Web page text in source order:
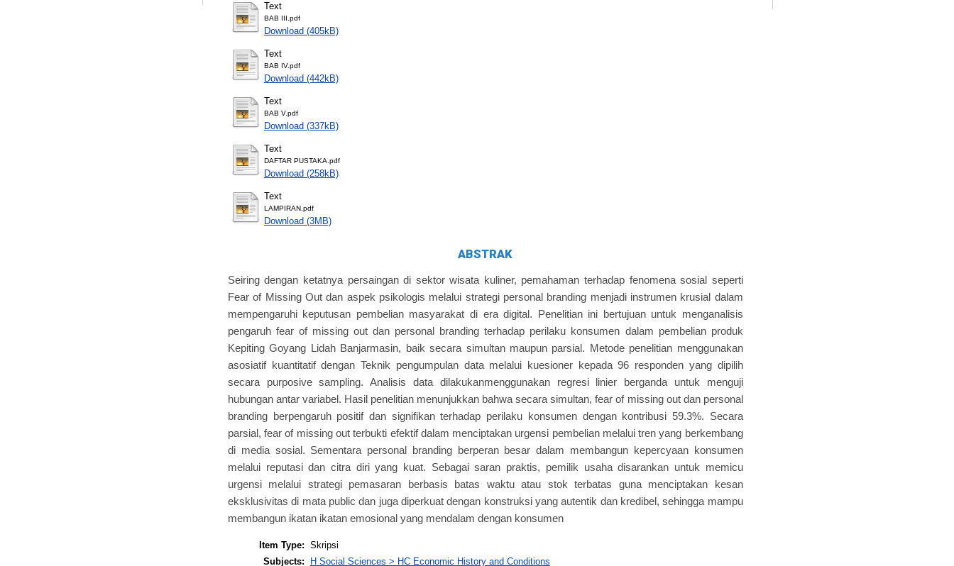
Text
BAB III.pdf
Download (405kB)
Text
BAB IV.pdf
Download (442kB)
Text
BAB V.pdf
Download (337kB)
Text
DAFTAR PUSTAKA.pdf
Download (258kB)
Text
LAMPIRAN.pdf
Download (3MB)
ABSTRAK
Seiring dengan ketatnya persaingan di sektor wisata kuliner, pemahaman terhadap fenomena sosial seperti
Fear of Missing Out dan aspek psikologis melalui strategi personal branding menjadi instrumen krusial dalam
mempengaruhi keputusan pembelian masyarakat di era digital. Penelitian ini bertujuan untuk menganalisis
pengaruh fear of missing out dan personal branding terhadap perilaku konsumen dalam pembelian produk
Kepiting Goyang Lidah Banjarmasin, baik secara simultan maupun parsial. Metode penelitian menggunakan
asosiatif kuantitatif dengan Teknik pengumpulan data melalui kuesioner kepada 96 responden yang dipilih
secara purposive sampling. Analisis data dilakukanmenggunakan regresi linier berganda untuk menguji
hubungan antar variabel. Hasil penelitian menunjukkan bahwa secara simultan, fear of missing out dan personal
branding berpengaruh positif dan signifikan terhadap perilaku konsumen dengan kontribusi 59.3%. Secara
parsial, fear of missing out terbukti efektif dalam menciptakan urgensi pembelian melalui tren yang berkembang
di media sosial. Sementara personal branding berperan besar dalam membangun kepercyaan konsumen
melalui reputasi dan citra diri yang kuat. Sebagai saran praktis, pemilik usaha disarankan untuk memicu
urgensi melalui strategi pemasaran berbasis batas waktu atau stok terbatas guna menciptakan kesan
eksklusivitas di mata public dan juga diperkuat dengan konstruksi yang autentik dan kredibel, sehingga mampu
membangun ikatan ikatan emosional yang mendalam dengan konsumen
Item Type: Skripsi
Subjects:
H Social Sciences > HC Economic History and Conditions